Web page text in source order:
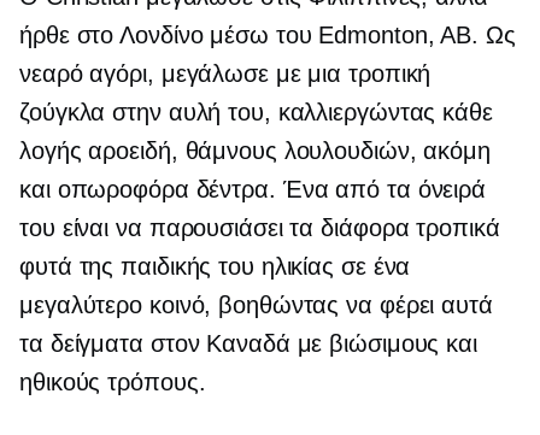
ήρθε στο Λονδίνο μέσω του Edmonton, AB. Ως
νεαρό αγόρι, μεγάλωσε με μια τροπική
ζούγκλα στην αυλή του, καλλιεργώντας κάθε
λογής αροειδή, θάμνους λουλουδιών, ακόμη
και οπωροφόρα δέντρα. Ένα από τα όνειρά
του είναι να παρουσιάσει τα διάφορα τροπικά
φυτά της παιδικής του ηλικίας σε ένα
μεγαλύτερο κοινό, βοηθώντας να φέρει αυτά
τα δείγματα στον Καναδά με βιώσιμους και
ηθικούς τρόπους.